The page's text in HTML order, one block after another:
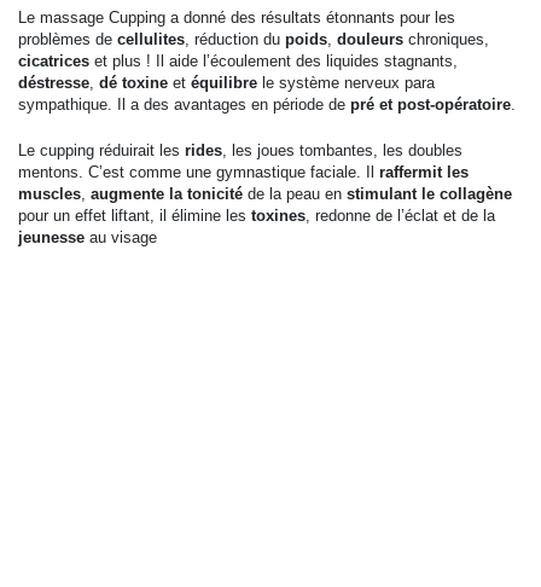
Le massage Cupping a donné des résultats étonnants pour les
problèmes de cellulites, réduction du poids, douleurs chroniques,
cicatrices et plus ! Il aide l’écoulement des liquides stagnants,
déstresse, dé toxine et équilibre le système nerveux para
sympathique. Il a des avantages en période de pré et post-opératoire.
Le cupping réduirait les rides, les joues tombantes, les doubles
mentons. C’est comme une gymnastique faciale. Il raffermit les
muscles, augmente la tonicité de la peau en stimulant le collagène
pour un effet liftant, il élimine les toxines, redonne de l’éclat et de la
jeunesse au visage